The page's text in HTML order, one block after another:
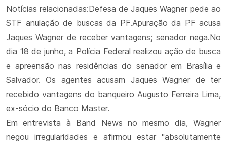
Notícias relacionadas:Defesa de Jaques Wagner pede ao
STF anulação de buscas da PF.Apuração da PF acusa
Jaques Wagner de receber vantagens; senador nega.No
dia 18 de junho, a Polícia Federal realizou ação de busca
e apreensão nas residências do senador em Brasília e
Salvador. Os agentes acusam Jaques Wagner de ter
recebido vantagens do banqueiro Augusto Ferreira Lima,
ex-sócio do Banco Master.
Em entrevista à Band News no mesmo dia, Wagner
negou irregularidades e afirmou estar "absolutamente